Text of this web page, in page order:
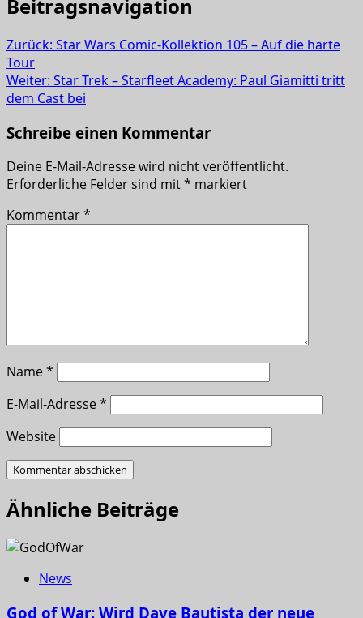
Beitragsnavigation
Zurück: Star Wars Comic-Kollektion 105 – Auf die harte
Tour
Weiter: Star Trek – Starfleet Academy: Paul Giamitti tritt
dem Cast bei
Schreibe einen Kommentar
Deine E-Mail-Adresse wird nicht veröffentlicht.
Erforderliche Felder sind mit* markiert
Kommentar*
Name*
E-Mail-Adresse*
Website
Ähnliche Beiträge
News
God of War: Wird Dave Bautista der neue